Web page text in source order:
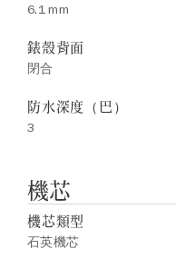
6.1 mm
錶殼背面
閉合
防水深度（巴）
3
機芯
機芯類型
石英機芯